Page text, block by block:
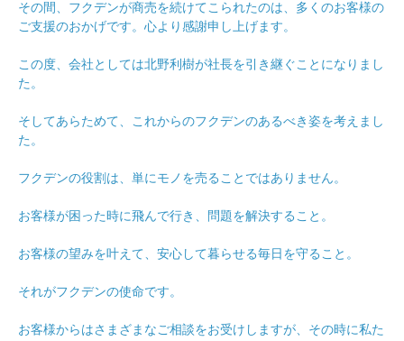
その間、フクデンが商売を続けてこられたのは、多くのお客様の
ご支援のおかげです。心より感謝申し上げます。
この度、会社としては北野利樹が社長を引き継ぐことになりまし
た。
そしてあらためて、これからのフクデンのあるべき姿を考えまし
た。
フクデンの役割は、単にモノを売ることではありません。
お客様が困った時に飛んで行き、問題を解決すること。
お客様の望みを叶えて、安心して暮らせる毎日を守ること。
それがフクデンの使命です。
お客様からはさまざまなご相談をお受けしますが、その時に私た